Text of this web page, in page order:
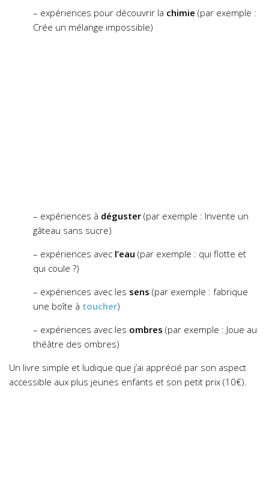
– expériences pour découvrir la chimie (par exemple :
Crée un mélange impossible)
– expériences à déguster (par exemple : Invente un
gâteau sans sucre)
– expériences avec l’eau (par exemple : qui flotte et
qui coule ?)
– expériences avec les sens (par exemple : fabrique
une boîte à toucher)
– expériences avec les ombres (par exemple : Joue au
théâtre des ombres)
Un livre simple et ludique que j’ai apprécié par son aspect
accessible aux plus jeunes enfants et son petit prix (10€).